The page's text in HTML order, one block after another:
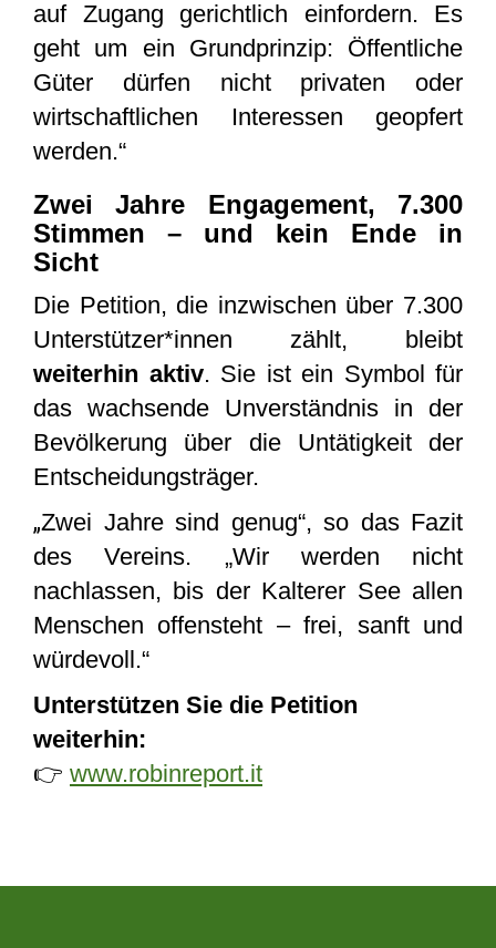
auf Zugang gerichtlich einfordern. Es
geht um ein Grundprinzip: Öffentliche
Güter dürfen nicht privaten oder
wirtschaftlichen Interessen geopfert
werden.“
Zwei Jahre Engagement, 7.300
Stimmen – und kein Ende in
Sicht
Die Petition, die inzwischen über 7.300
Unterstützer*innen zählt, bleibt
weiterhin aktiv. Sie ist ein Symbol für
das wachsende Unverständnis in der
Bevölkerung über die Untätigkeit der
Entscheidungsträger.
„Zwei Jahre sind genug“, so das Fazit
des Vereins. „Wir werden nicht
nachlassen, bis der Kalterer See allen
Menschen offensteht – frei, sanft und
würdevoll.“
Unterstützen Sie die Petition
weiterhin:
👉 www.robinreport.it